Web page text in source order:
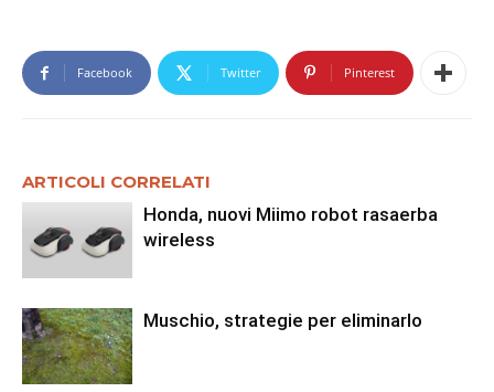
Facebook Twitter Pinterest
ARTICOLI CORRELATI
Honda, nuovi Miimo robot rasaerba
wireless
Muschio, strategie per eliminarlo